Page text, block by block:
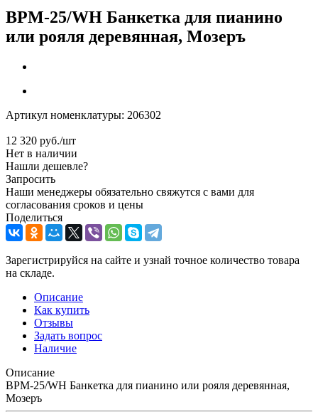
BPM-25/WH Банкетка для пианино
или рояля деревянная, Мозеръ
Артикул номенклатуры: 206302
12 320 руб./шт
Нет в наличии
Нашли дешевле?
Запросить
Наши менеджеры обязательно свяжутся с вами для
согласования сроков и цены
Поделиться
Зарегистрируйся на сайте и узнай точное количество товара
на складе.
Описание
Как купить
Отзывы
Задать вопрос
Наличие
Описание
BPM-25/WH Банкетка для пианино или рояля деревянная,
Мозеръ